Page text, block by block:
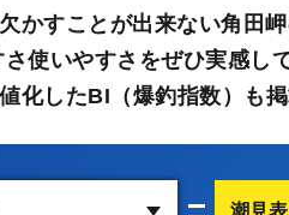
かすことが出来ない角田
使いやすさをぜひ実感し
化したBI（爆釣指数）も掲
潮見